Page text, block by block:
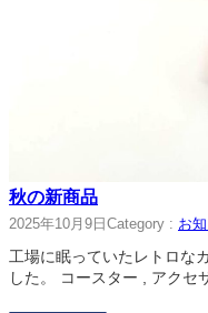
秋の新商品
2025年10月9日 Category : お
工場に眠っていたレトロな
した。 コースター , アクセ